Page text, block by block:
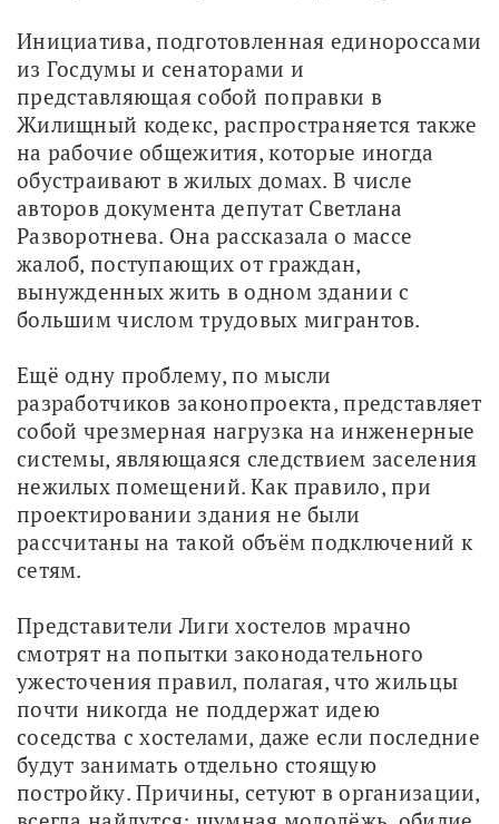
Инициатива, подготовленная единороссами
из Госдумы и сенаторами и
представляющая собой поправки в
Жилищный кодекс, распространяется также
на рабочие общежития, которые иногда
обустраивают в жилых домах. В числе
авторов документа депутат Светлана
Разворотнева. Она рассказала о массе
жалоб, поступающих от граждан,
вынужденных жить в одном здании с
большим числом трудовых мигрантов.
Ещё одну проблему, по мысли
разработчиков законопроекта, представляет
собой чрезмерная нагрузка на инженерные
системы, являющаяся следствием заселения
нежилых помещений. Как правило, при
проектировании здания не были
рассчитаны на такой объём подключений к
сетям.
Представители Лиги хостелов мрачно
смотрят на попытки законодательного
ужесточения правил, полагая, что жильцы
почти никогда не поддержат идею
соседства с хостелами, даже если последние
будут занимать отдельно стоящую
постройку. Причины, сетуют в организации,